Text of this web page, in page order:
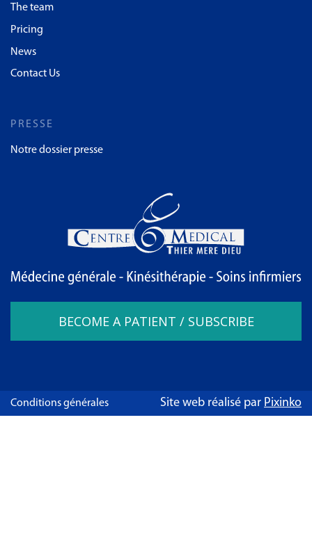
The team
Pricing
News
Contact Us
PRESSE
Notre dossier presse
BECOME A PATIENT / SUBSCRIBE
Conditions générales Site web réalisé par Pixinko